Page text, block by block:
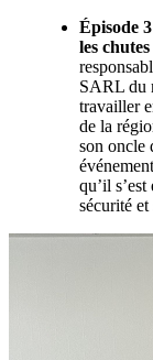
Épisode 3
les
SARL du
travailler
de la
son oncle
qu’il
sécurité